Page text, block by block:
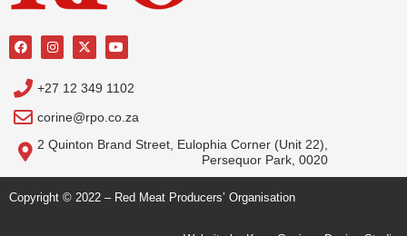
+27 12 349 1102
corine@rpo.co.za
2 Quinton Brand Street, Eulophia Corner (Unit 22),
Persequor Park, 0020
Copyright © 2022 – Red Meat Producers’ Organisation